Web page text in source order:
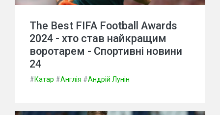
The Best FIFA Football Awards
2024 - хто став найкращим
воротарем - Спортивні новини
24
#Катар #Англія #Андрій Лунін